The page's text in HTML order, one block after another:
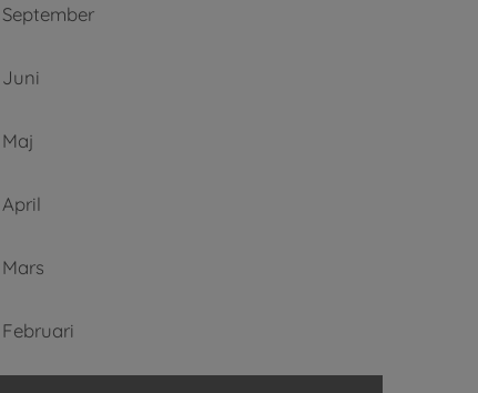
September
Juni
Maj
April
Mars
Februari